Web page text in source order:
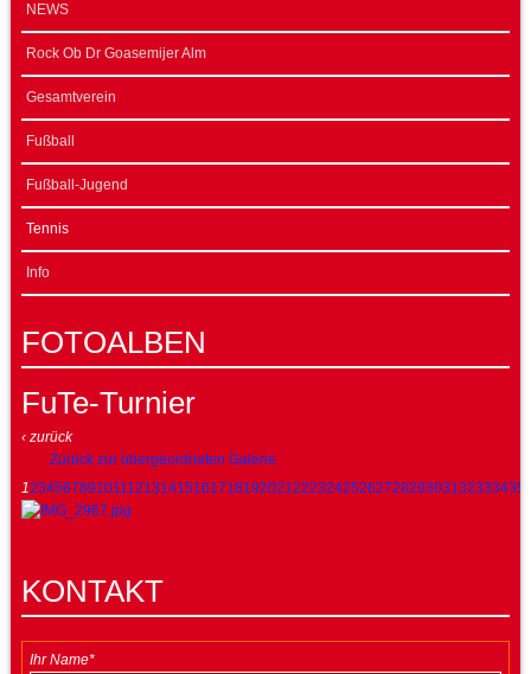
NEWS
Rock Ob Dr Goasemijer Alm
Gesamtverein
Fußball
Fußball-Jugend
Tennis
Info
FOTOALBEN
FuTe-Turnier
‹ zurück
Zurück zur übergeordneten Galerie
1234567891011121314151617181920212223242526272829303132333435
KONTAKT
Ihr Name*